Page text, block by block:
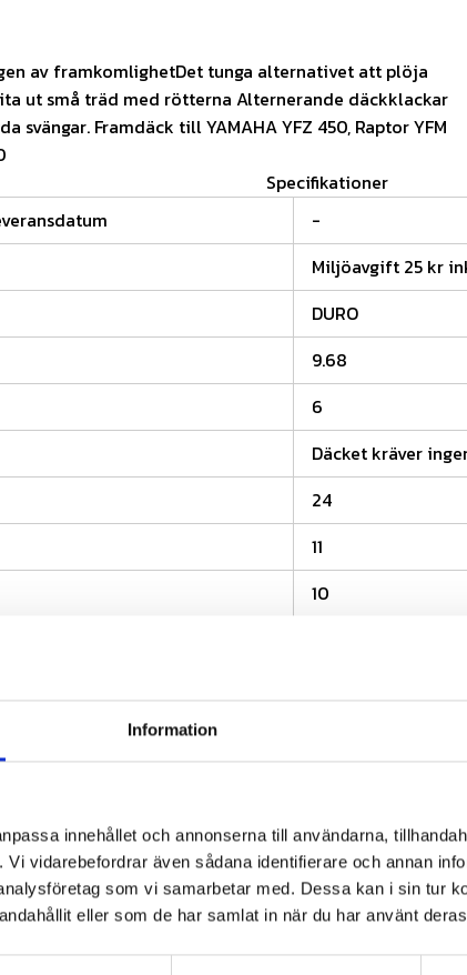
Information
innehållet och annonserna till användarna,
vidarebefordrar även sådana identifierare och annan
som vi samarbetar med. Dessa kan i sin tur
eller som de har samlat in när du har använt
av framkomlighetDet tunga alternativet att plöja
ut små träd med rötterna Alternerande däckklackar
svängar. Framdäck till YAMAHA YFZ 450, Raptor YFM
Specifikationer
-
Miljöavgift 25 kr
DURO
9.68
6
Däcket kräver
24
11
10
Köp minst 4 däck, få 10% Köp minst 4